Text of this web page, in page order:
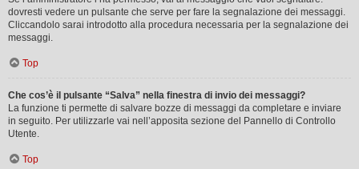
dovresti vedere un pulsante che serve per fare la segnalazione dei messaggi.
Cliccandolo sarai introdotto alla procedura necessaria per la segnalazione dei
messaggi.
Top
Che cos’è il pulsante “Salva” nella finestra di invio dei messaggi?
La funzione ti permette di salvare bozze di messaggi da completare e inviare
in seguito. Per utilizzarle vai nell’apposita sezione del Pannello di Controllo
Utente.
Top